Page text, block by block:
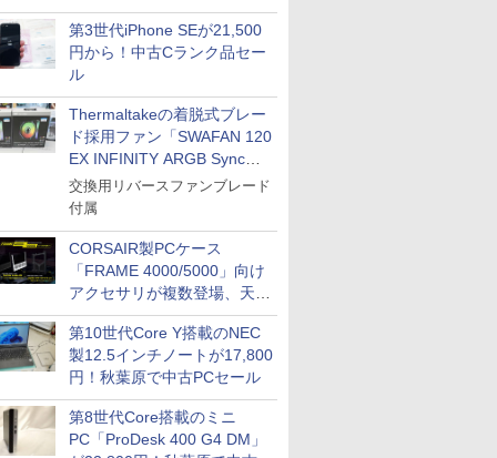
古Bランク品セール
第3世代iPhone SEが21,500
円から！中古Cランク品セー
ル
Thermaltakeの着脱式ブレー
ド採用ファン「SWAFAN 120
EX INFINITY ARGB Sync」
に単品パッケージ
交換用リバースファンブレード
付属
CORSAIR製PCケース
「FRAME 4000/5000」向け
アクセサリが複数登場、天然
木製パネルや背面コネクタ対
応トレイなど
第10世代Core Y搭載のNEC
製12.5インチノートが17,800
円！秋葉原で中古PCセール
第8世代Core搭載のミニ
PC「ProDesk 400 G4 DM」